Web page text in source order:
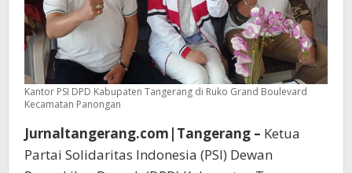
Kantor PSI DPD Kabupaten Tangerang di Ruko Grand Boulevard
Kecamatan Panongan
Jurnaltangerang.com|Tangerang – Ketua
Partai Solidaritas Indonesia (PSI) Dewan